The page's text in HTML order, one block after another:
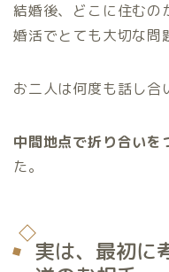
結婚後、どこに住むの
婚活でとても大切な問
お二人は何度も話し合
中間地点で折り合いを
た。
実は、最初に